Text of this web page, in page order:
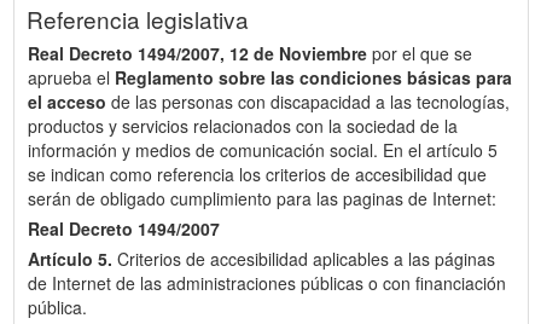
Referencia legislativa
Real Decreto 1494/2007, 12 de Noviembre por el que se
aprueba el Reglamento sobre las condiciones básicas para
el acceso de las personas con discapacidad a las tecnologías,
productos y servicios relacionados con la sociedad de la
información y medios de comunicación social. En el artículo 5
se indican como referencia los criterios de accesibilidad que
serán de obligado cumplimiento para las paginas de Internet:
Real Decreto 1494/2007
Artículo 5. Criterios de accesibilidad aplicables a las páginas
de Internet de las administraciones públicas o con financiación
pública.